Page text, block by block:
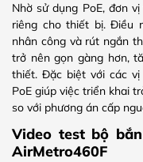
Nhờ sử dụng PoE, đơn
riêng cho thiết bị. Điều
nhân công và rút ngắn
trở nên gọn gàng hơn,
thiết. Đặc biệt với các
PoE giúp việc triển khai
so với phương án cấp
Video test bộ
AirMetro460F